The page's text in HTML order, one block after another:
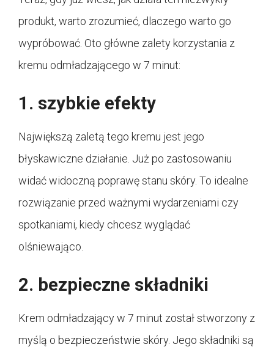
produkt, warto zrozumieć, dlaczego warto go
wypróbować. Oto główne zalety korzystania z
kremu odmładzającego w 7 minut:
1. szybkie efekty
Największą zaletą tego kremu jest jego
błyskawiczne działanie. Już po zastosowaniu
widać widoczną poprawę stanu skóry. To idealne
rozwiązanie przed ważnymi wydarzeniami czy
spotkaniami, kiedy chcesz wyglądać
olśniewająco.
2. bezpieczne składniki
Krem odmładzający w 7 minut został stworzony z
myślą o bezpieczeństwie skóry. Jego składniki są